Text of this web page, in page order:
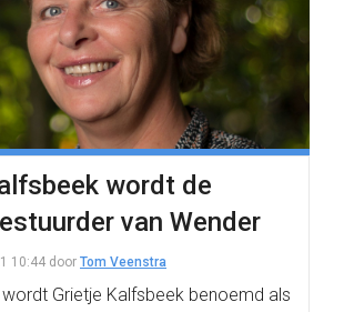
wordt de
van Wender
10:44 door Tom Veenstra
Grietje Kalfsbeek benoemd als